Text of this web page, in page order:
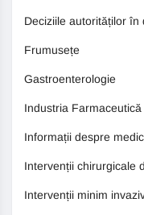
Deciziile autorităților în
Frumusețe
Gastroenterologie
Industria Farmaceutică
Informații despre
Intervenții chirurgicale
Intervenții minim